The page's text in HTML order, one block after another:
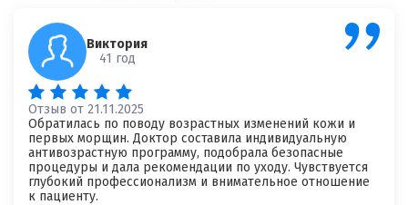
Виктория
41 год
Отзыв от 21.11.2025
Обратилась по поводу возрастных изменений кожи и
первых морщин. Доктор составила индивидуальную
антивозрастную программу, подобрала безопасные
процедуры и дала рекомендации по уходу. Чувствуется
глубокий профессионализм и внимательное отношение
к пациенту.